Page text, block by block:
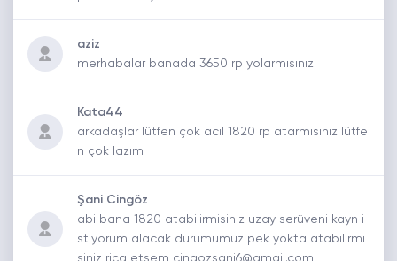
aziz
merhabalar banada 3650 rp yolarmısınız
Kata44
arkadaşlar lütfen çok acil 1820 rp atarmısınız lütfe
n çok lazım
Şani Cingöz
abi bana 1820 atabilirmisiniz uzay serüveni kayn i
stiyorum alacak durumumuz pek yokta atabilirmi
siniz rica etsem cingozsani6@gmail.com